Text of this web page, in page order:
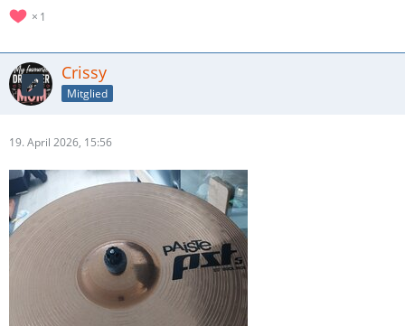
1
Crissy
Mitglied
19. April 2026, 15:56